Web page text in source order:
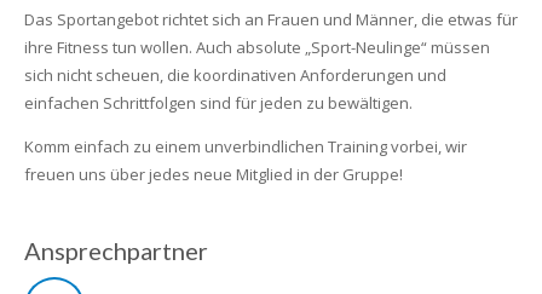
Das Sportangebot richtet sich an Frauen und Männer, die etwas für
ihre Fitness tun wollen. Auch absolute „Sport-Neulinge“ müssen
sich nicht scheuen, die koordinativen Anforderungen und
einfachen Schrittfolgen sind für jeden zu bewältigen.
Komm einfach zu einem unverbindlichen Training vorbei, wir
freuen uns über jedes neue Mitglied in der Gruppe!
Ansprechpartner